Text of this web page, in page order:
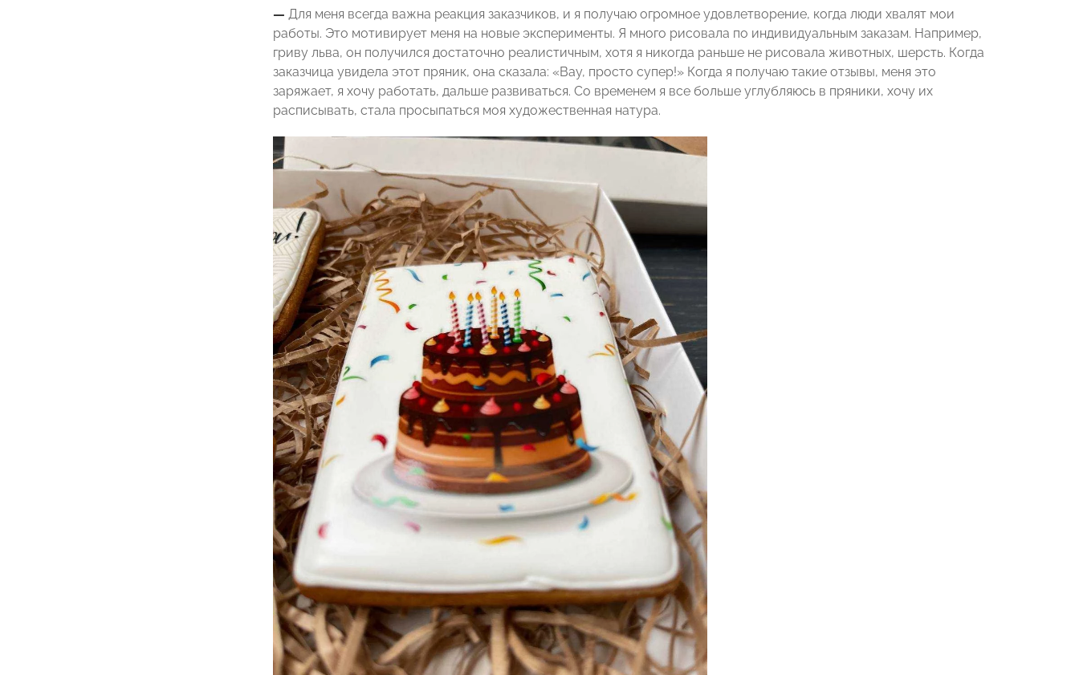
— Для меня всегда важна реакция заказчиков, и я получаю огромное удовлетворение, когда люди хвалят мои
работы. Это мотивирует меня на новые эксперименты. Я много рисовала по индивидуальным заказам. Например,
гриву льва, он получился достаточно реалистичным, хотя я никогда раньше не рисовала животных, шерсть. Когда
заказчица увидела этот пряник, она сказала: «Вау, просто супер!» Когда я получаю такие отзывы, меня это
заряжает, я хочу работать, дальше развиваться. Со временем я все больше углубляюсь в пряники, хочу их
расписывать, стала просыпаться моя художественная натура.